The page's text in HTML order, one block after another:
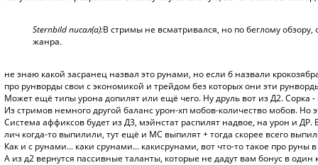
Sternbild писал(а):В стримы не всматривался, но по беглому
жанра.
не знаю какой засранец назвал это рунами, но если б назвали
про рунворды свои с экономикой и трейдом без которых они эти
Может ещё типы урона допилят или ещё чего. Ну друль вот из Д2. Сорка
Из стримов немного другой баланс урон-хп мобов-количество мобов. Но
Система аффиксов будет из Д3, мэйнстат распилят надвое, на урон и
лич когда-то выпилили, тут ещё и МС выпилят + тогда скорее всего
Как и с рунами... каки срунами... какисрунами, вот что-то такое про руны
А из д2 вернутся пассивные таланты, которые не дадут вам бонус в